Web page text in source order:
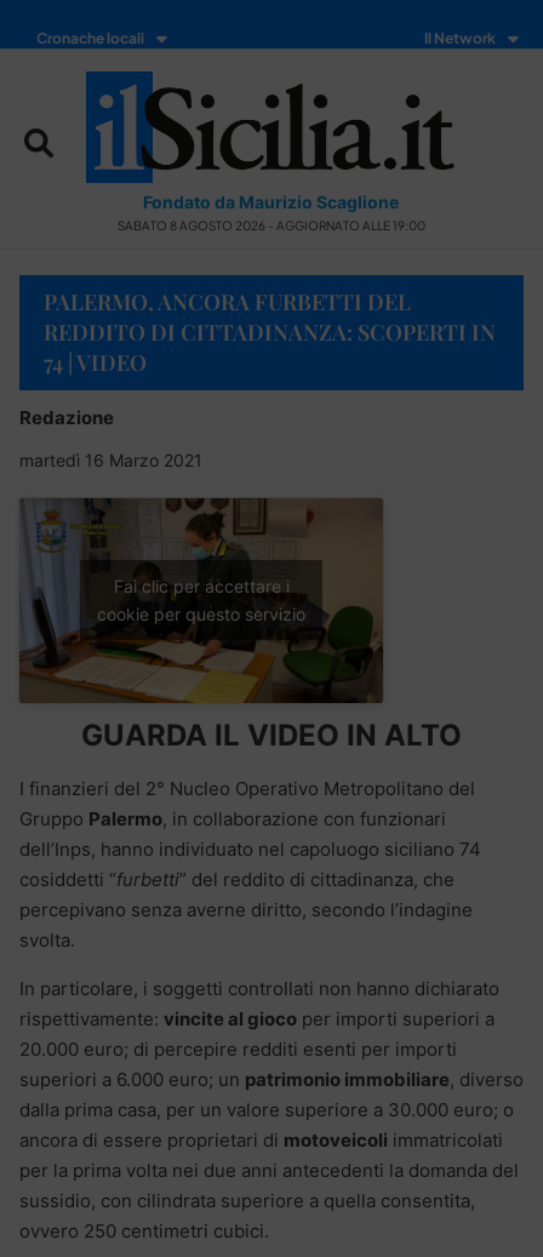
Cronache locali Il Network
Fondato da Maurizio Scaglione
SABATO 8 AGOSTO 2026 - AGGIORNATO ALLE 19:00
PALERMO, ANCORA FURBETTI DEL
REDDITO DI CITTADINANZA: SCOPERTI IN
74 | VIDEO
Redazione
martedì 16 Marzo 2021
Fai clic per accettare i
cookie per questo servizio
GUARDA IL VIDEO IN ALTO
I finanzieri del 2° Nucleo Operativo Metropolitano del
Gruppo Palermo, in collaborazione con funzionari
dell’Inps, hanno individuato nel capoluogo siciliano 74
cosiddetti “furbetti” del reddito di cittadinanza, che
percepivano senza averne diritto, secondo l’indagine
svolta.
In particolare, i soggetti controllati non hanno dichiarato
rispettivamente: vincite al gioco per importi superiori a
20.000 euro; di percepire redditi esenti per importi
superiori a 6.000 euro; un patrimonio immobiliare, diverso
dalla prima casa, per un valore superiore a 30.000 euro; o
ancora di essere proprietari di motoveicoli immatricolati
per la prima volta nei due anni antecedenti la domanda del
sussidio, con cilindrata superiore a quella consentita,
ovvero 250 centimetri cubici.